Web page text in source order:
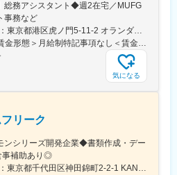
を目指し、10～20億円規模を中心と
ション施工を得意としています。さらに
として、オフィスビル・ホテル・商業施
にも注力しています。
総務アシスタント◆週2在宅／MUFG
事務など
＜勤務地詳細＞本社住所：東京都港区虎ノ門5-11-2 オランダヒルズ森タワー勤務地最寄駅：東京メトロ日比谷線／神谷町駅受動喫煙対策：屋内全面禁煙変更の範囲：会社の定める事業所（リモートワーク含む）
＜予定年収＞392万円＜賃金形態＞月給制特記事項なし＜賃金内訳＞月額（基本給）：251,900円＜月給＞251,900円＜昇給有無＞有＜残業手当＞有＜給与補足＞■賞与：年2回（6月、12月）※業績連動賃金はあくまでも目安の金額であり、選考を通じて上下する可能性があります。月給(月額)は固定手当を含めた表記です。
気になる
フリーク
ンシリーズ開発企業◆書類作成・デー
事補助あり◎
＜勤務地詳細＞本社住所：東京都千代田区神田錦町2-2-1 KANDASQUARE受動喫煙対策：屋内全面禁煙変更の範囲：会社の定める事業所